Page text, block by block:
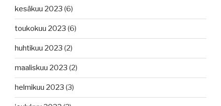
kesäkuu 2023 (6)
toukokuu 2023 (6)
huhtikuu 2023 (2)
maaliskuu 2023 (2)
helmikuu 2023 (3)